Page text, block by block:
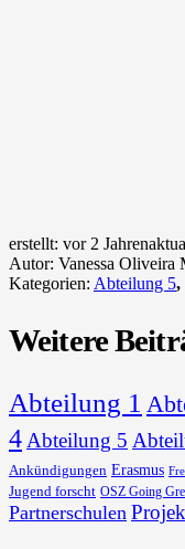
erstellt: vor 2 Jahren
Autor: Vanessa Oliveira
Kategorien: Abteilung 5,
Weitere
Abteilung 1
4 Abteilung 5
Ankündigungen Erasmus
Jugend forscht OSZ Going
Partnerschulen